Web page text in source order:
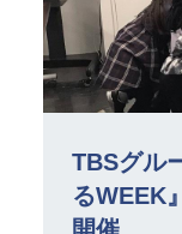
TBSグル
るWEEK